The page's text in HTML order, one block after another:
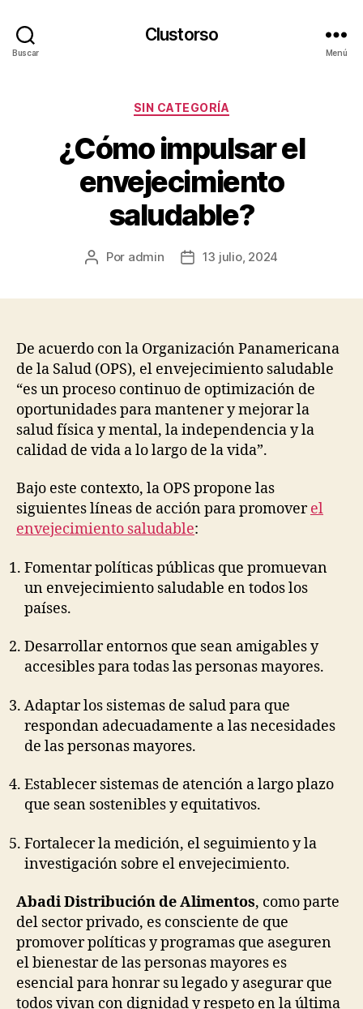
Buscar
Clustorso
Menú
Categorías
SIN CATEGORÍA
¿Cómo impulsar el
envejecimiento
saludable?
Autor
Por admin
Fecha13 julio, 2024
De acuerdo con la Organización Panamericana
de la Salud (OPS), el envejecimiento saludable
“es un proceso continuo de optimización de
oportunidades para mantener y mejorar la
salud física y mental, la independencia y la
calidad de vida a lo largo de la vida”.
Bajo este contexto, la OPS propone las
siguientes líneas de acción para promoverel
envejecimiento saludable:
Fomentar políticas públicas que promuevan
un envejecimiento saludable en todos los
países.
Desarrollar entornos que sean amigables y
accesibles para todas las personas mayores.
Adaptar los sistemas de salud para que
respondan adecuadamente a las necesidades
de las personas mayores.
Establecer sistemas de atención a largo plazo
que sean sostenibles y equitativos.
Fortalecer la medición, el seguimiento y la
investigación sobre el envejecimiento.
Abadi Distribución de Alimentos, como parte
del sector privado, es consciente de que
promover políticas y programas que aseguren
el bienestar de las personas mayores es
esencial para honrar su legado y asegurar que
todos vivan con dignidad y respeto en la última